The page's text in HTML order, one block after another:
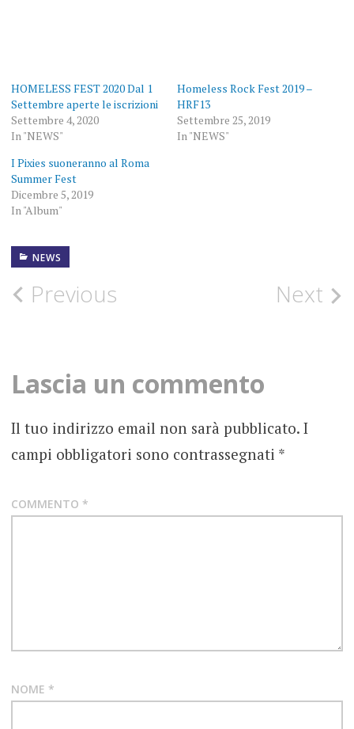
HOMELESS FEST 2020 Dal 1
Settembre aperte le iscrizioni
Settembre 4, 2020
In "NEWS"
Homeless Rock Fest 2019 –
HRF13
Settembre 25, 2019
In "NEWS"
I Pixies suoneranno al Roma
Summer Fest
Dicembre 5, 2019
In "Album"
NEWS
15
DICEMBRE
BAND
EMERGENTI
CONCORSO
CONTEST
ENTROPY
PIEMONTE
Post
Previous Next
Lascia un commento
Il tuo indirizzo email non sarà pubblicato. I
campi obbligatori sono contrassegnati *
COMMENTO *
NOME *